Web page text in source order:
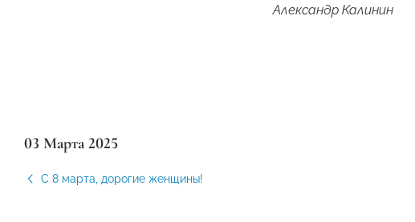
Александр Калинин
03 Марта 2025
С 8 марта, дорогие женщины!